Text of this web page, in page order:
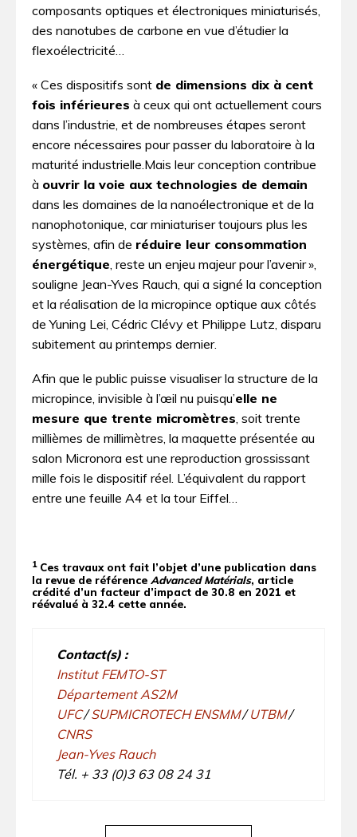
composants optiques et électroniques miniaturisés,
des nanotubes de carbone en vue d’étudier la
flexoélectricité…
« Ces dispositifs sont de dimensions dix à cent
fois inférieures à ceux qui ont actuellement cours
dans l’industrie, et de nombreuses étapes seront
encore nécessaires pour passer du laboratoire à la
maturité industrielle.Mais leur conception contribue
à ouvrir la voie aux technologies de demain
dans les domaines de la nanoélectronique et de la
nanophotonique, car miniaturiser toujours plus les
systèmes, afin de réduire leur consommation
énergétique , reste un enjeu majeur pour l’avenir »,
souligne Jean-Yves Rauch, qui a signé la conception
et la réalisation de la micropince optique aux côtés
de Yuning Lei, Cédric Clévy et Philippe Lutz, disparu
subitement au printemps dernier.
Afin que le public puisse visualiser la structure de la
micropince, invisible à l’œil nu puisqu’elle ne
mesure que trente micromètres , soit trente
millièmes de millimètres, la maquette présentée au
salon Micronora est une reproduction grossissant
mille fois le dispositif réel. L’équivalent du rapport
entre une feuille A4 et la tour Eiffel…
1 Ces travaux ont fait l’objet d’une publication dans
la revue de référence Advanced Matérials, article
crédité d’un facteur d’impact de 30.8 en 2021 et
réévalué à 32.4 cette année.
Contact(s) :
Institut FEMTO-ST
Département AS2M
UFC/SUPMICROTECH ENSMM/UTBM/
CNRS
Jean-Yves Rauch
Tél. + 33 (0)3 63 08 24 31